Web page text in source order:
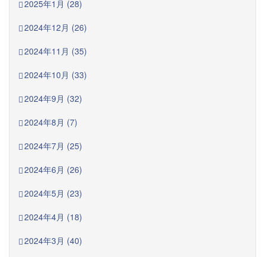
2025年1月 (28)
2024年12月 (26)
2024年11月 (35)
2024年10月 (33)
2024年9月 (32)
2024年8月 (7)
2024年7月 (25)
2024年6月 (26)
2024年5月 (23)
2024年4月 (18)
2024年3月 (40)